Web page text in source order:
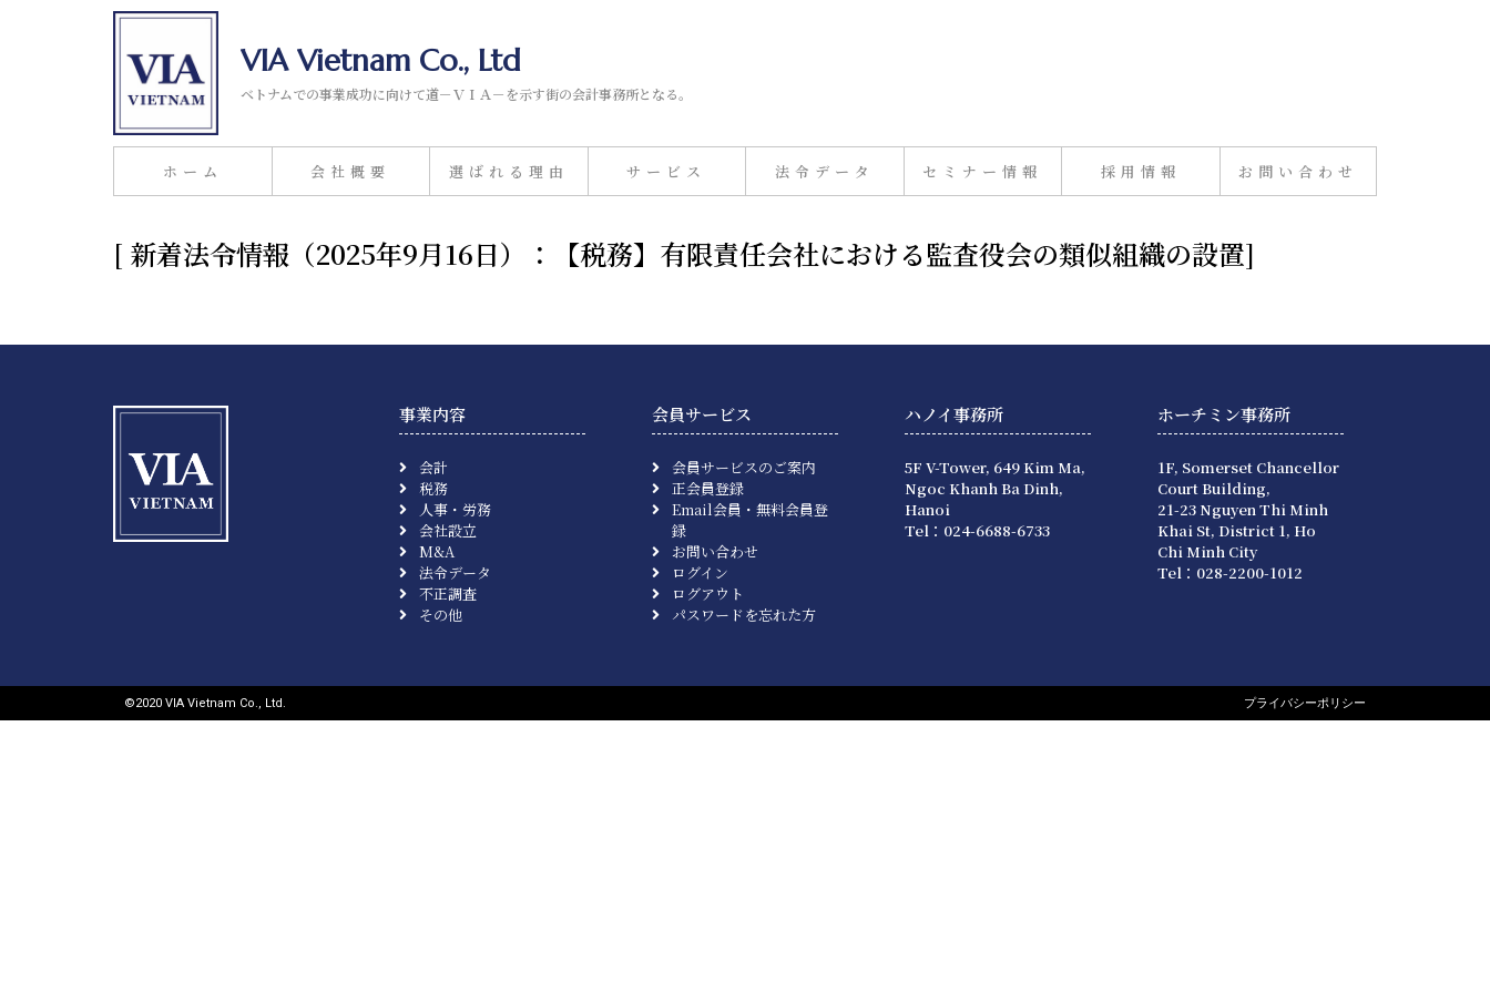
VIA Vietnam Co., Ltd
ベトナムでの事業成功に向けて道－ＶＩＡ－を示す街の会計事務所となる。
ホーム 会社概要 選ばれる理由 サービス 法令データ セミナー情報 採用情報 お問い合わせ
[ 新着法令情報（2025年9月16日）：【税務】有限責任会社における監査役会の類似組織の設置]
事業内容
会計
税務
人事・労務
会社設立
M&A
法令データ
不正調査
その他
会員サービス
会員サービスのご案内
正会員登録
Email会員・無料会員登
録
お問い合わせ
ログイン
ログアウト
パスワードを忘れた方
ハノイ事務所
5F V-Tower, 649 Kim Ma,
Ngoc Khanh Ba Dinh,
Hanoi
Tel：024-6688-6733
ホーチミン事務所
1F, Somerset Chancellor
Court Building,
21-23 Nguyen Thi Minh
Khai St, District 1, Ho
Chi Minh City
Tel：028-2200-1012
©︎2020 VIA Vietnam Co., Ltd. プライバシーポリシー